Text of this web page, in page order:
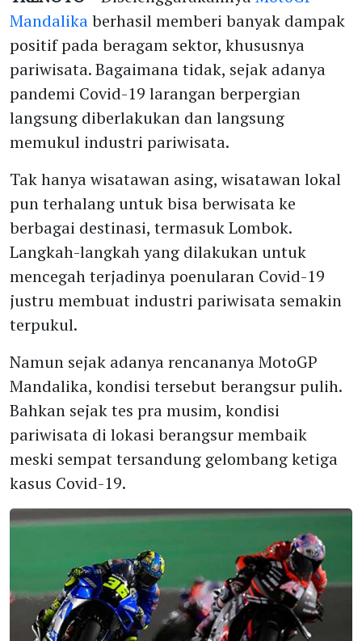
Mandalikaberhasil memberi banyak dampak
positif pada beragam sektor, khususnya
pariwisata. Bagaimana tidak, sejak adanya
pandemi Covid-19 larangan berpergian
langsung diberlakukan dan langsung
memukul industri pariwisata.
Tak hanya wisatawan asing, wisatawan lokal
pun terhalang untuk bisa berwisata ke
berbagai destinasi, termasuk Lombok.
Langkah-langkah yang dilakukan untuk
mencegah terjadinya poenularan Covid-19
justru membuat industri pariwisata semakin
terpukul.
Namun sejak adanya rencananya MotoGP
Mandalika, kondisi tersebut berangsur pulih.
Bahkan sejak tes pra musim, kondisi
pariwisata di lokasi berangsur membaik
meski sempat tersandung gelombang ketiga
kasus Covid-19.